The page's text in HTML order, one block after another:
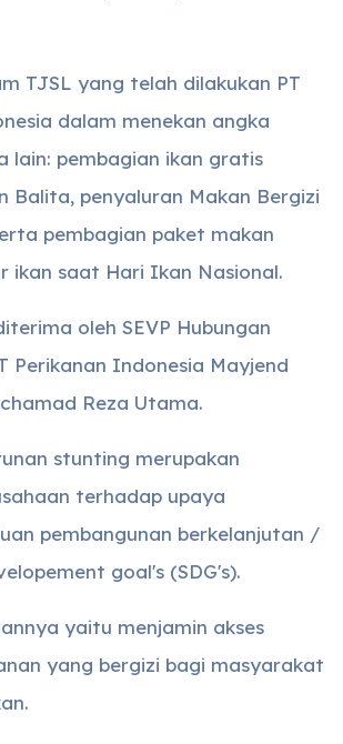
TJSL yang telah dilakukan PT
dalam menekan angka
lain: pembagian ikan gratis
Balita, penyaluran Makan Bergizi
pembagian paket makan
ikan saat Hari Ikan Nasional.
oleh SEVP Hubungan
Perikanan Indonesia Mayjend
Reza Utama.
stunting merupakan
terhadap upaya
pembangunan berkelanjutan /
goal's (SDG's).
yaitu menjamin akses
yang bergizi bagi masyarakat